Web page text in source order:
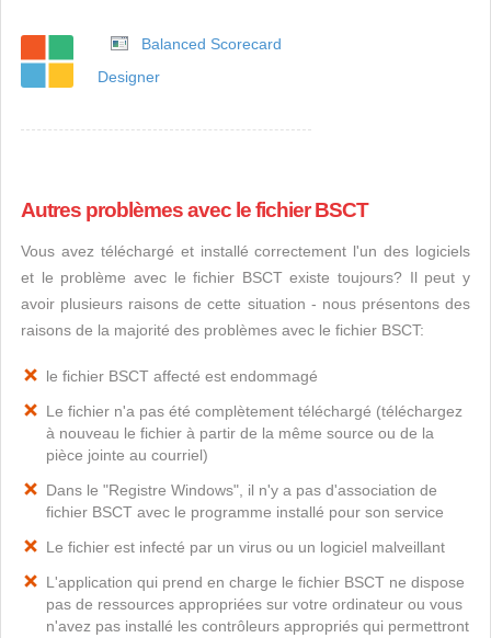
Balanced Scorecard
Designer
Autres problèmes avec le fichier BSCT
Vous avez téléchargé et installé correctement l'un des logiciels
et le problème avec le fichier BSCT existe toujours? Il peut y
avoir plusieurs raisons de cette situation - nous présentons des
raisons de la majorité des problèmes avec le fichier BSCT:
le fichier BSCT affecté est endommagé
Le fichier n'a pas été complètement téléchargé (téléchargez
à nouveau le fichier à partir de la même source ou de la
pièce jointe au courriel)
Dans le "Registre Windows", il n'y a pas d'association de
fichier BSCT avec le programme installé pour son service
Le fichier est infecté par un virus ou un logiciel malveillant
L'application qui prend en charge le fichier BSCT ne dispose
pas de ressources appropriées sur votre ordinateur ou vous
n'avez pas installé les contrôleurs appropriés qui permettront